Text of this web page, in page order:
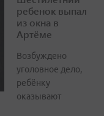
ребенок выпал
из окна в
Артёме
Возбуждено
уголовное дело,
ребёнку
оказывают